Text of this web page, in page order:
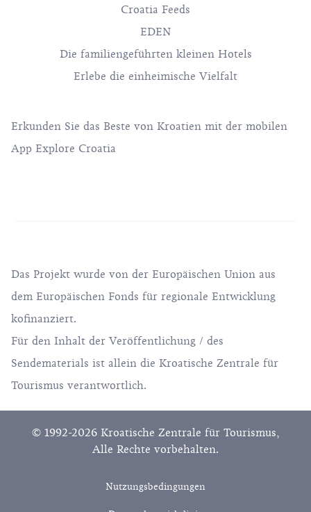
Croatia Feeds
EDEN
Die familiengeführten kleinen Hotels
Erlebe die einheimische Vielfalt
Erkunden Sie das Beste von Kroatien mit der mobilen
App Explore Croatia
Das Projekt wurde von der Europäischen Union aus
dem Europäischen Fonds für regionale Entwicklung
kofinanziert.
Für den Inhalt der Veröffentlichung / des
Sendematerials ist allein die Kroatische Zentrale für
Tourismus verantwortlich.
© 1992-2026 Kroatische Zentrale für Tourismus,
Alle Rechte vorbehalten.
Nutzungsbedingungen